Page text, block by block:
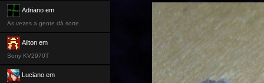
Adriano em
As vezes a gente dá sorte.
Ailton em
Sony KV2970T
Luciano em